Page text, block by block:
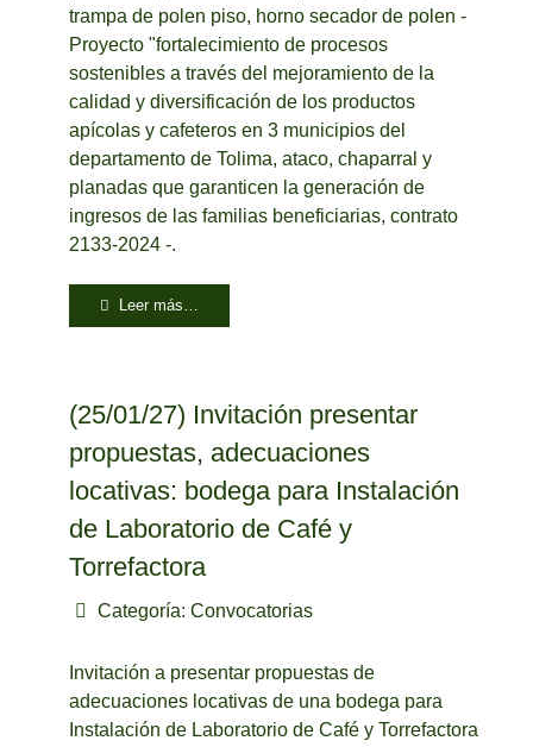
trampa de polen piso, horno secador de polen -
Proyecto "fortalecimiento de procesos
sostenibles a través del mejoramiento de la
calidad y diversificación de los productos
apícolas y cafeteros en 3 municipios del
departamento de Tolima, ataco, chaparral y
planadas que garanticen la generación de
ingresos de las familias beneficiarias, contrato
2133-2024 -.
Leer más…
(25/01/27) Invitación presentar
propuestas, adecuaciones
locativas: bodega para Instalación
de Laboratorio de Café y
Torrefactora
Categoría: Convocatorias
Invitación a presentar propuestas de
adecuaciones locativas de una bodega para
Instalación de Laboratorio de Café y Torrefactora